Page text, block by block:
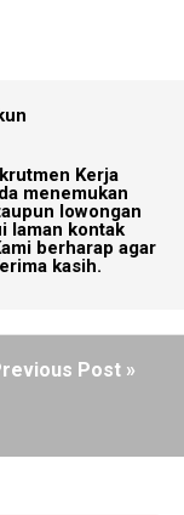
Kerja
menemukan
lowongan
laman kontak
berharap agar
kasih.
Post »